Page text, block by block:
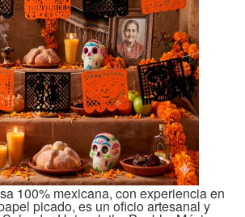
100% mexicana, con experiencia en
picado, es un oficio artesanal y